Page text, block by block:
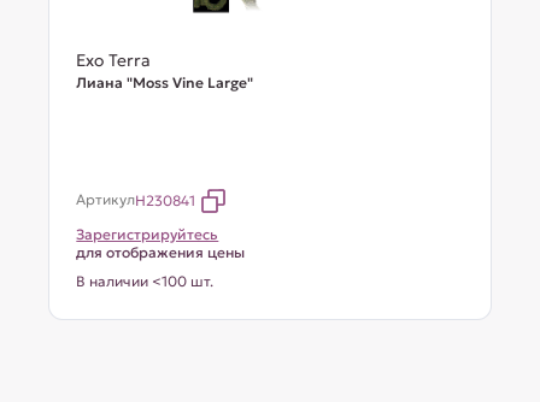
Exo Terra
Лиана "Moss Vine Large"
АртикулH230841
Зарегистрируйтесь
для отображения цены
В наличии <100 шт.